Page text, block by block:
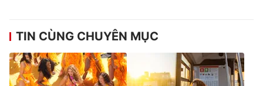
TIN CÙNG CHUYÊN MỤC